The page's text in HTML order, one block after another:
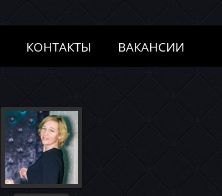
КОНТАКТЫ ВАКАНСИИ